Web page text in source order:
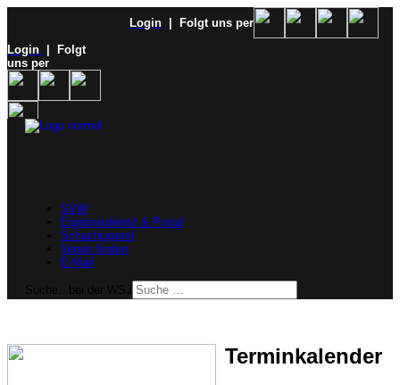
Login
| Folgt uns per
Login
| Folgt
uns per
SVW
Ergebnisdienst & Portal
Schachjugend
Verein finden
E-Mail
Terminkalender